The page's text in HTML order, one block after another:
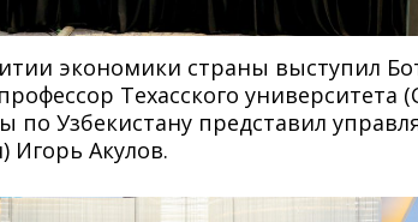
экономики страны выступил
Техасского университета
по Узбекистану представил
Игорь Акулов.